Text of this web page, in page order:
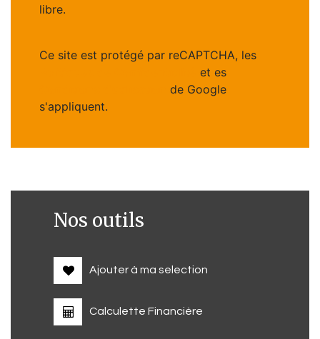
libre.
Ce site est protégé par reCAPTCHA, les
et es
de Google
s'appliquent.
Nos outils
Ajouter à ma selection
Calculette Financière